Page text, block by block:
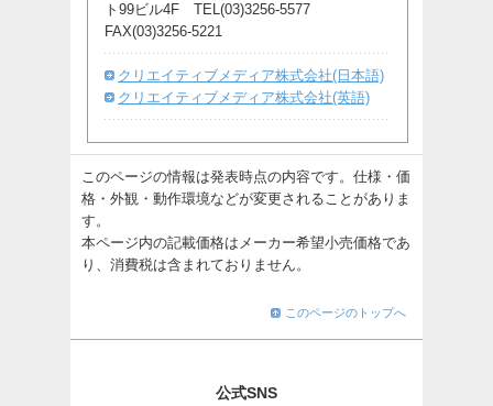
ト99ビル4F TEL(03)3256-5577
FAX(03)3256-5221
クリエイティブメディア株式会社(日本語)
クリエイティブメディア株式会社(英語)
このページの情報は発表時点の内容です。仕様・価
格・外観・動作環境などが変更されることがありま
す。
本ページ内の記載価格はメーカー希望小売価格であ
り、消費税は含まれておりません。
このページのトップへ
公式SNS